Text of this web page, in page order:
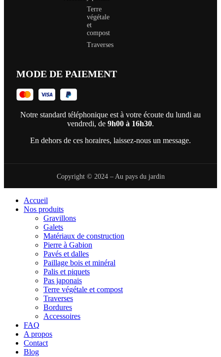
Terre
végétale
et
compost
Traverses
MODE DE PAIEMENT
Notre standard téléphonique est à votre écoute du lundi au
vendredi, de 9h00 à 16h30.
En dehors de ces horaires, laissez-nous un message.
Copyright © 2024 – Au pays du jardin
Accueil
Nos produits
Gravillons
Galets
Matériaux de construction
Pierre à Gabion
Pavés et dalles
Paillage bois et minéral
Palis et piquets
Pas japonais
Terre végétale et compost
Traverses
Bordures
Accessoires
FAQ
A propos
Contact
Blog